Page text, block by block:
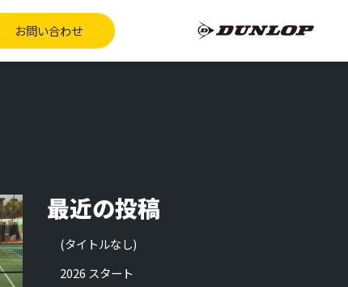
お問い合わせ
最近の投稿
(タイトルなし)
2026 スタート